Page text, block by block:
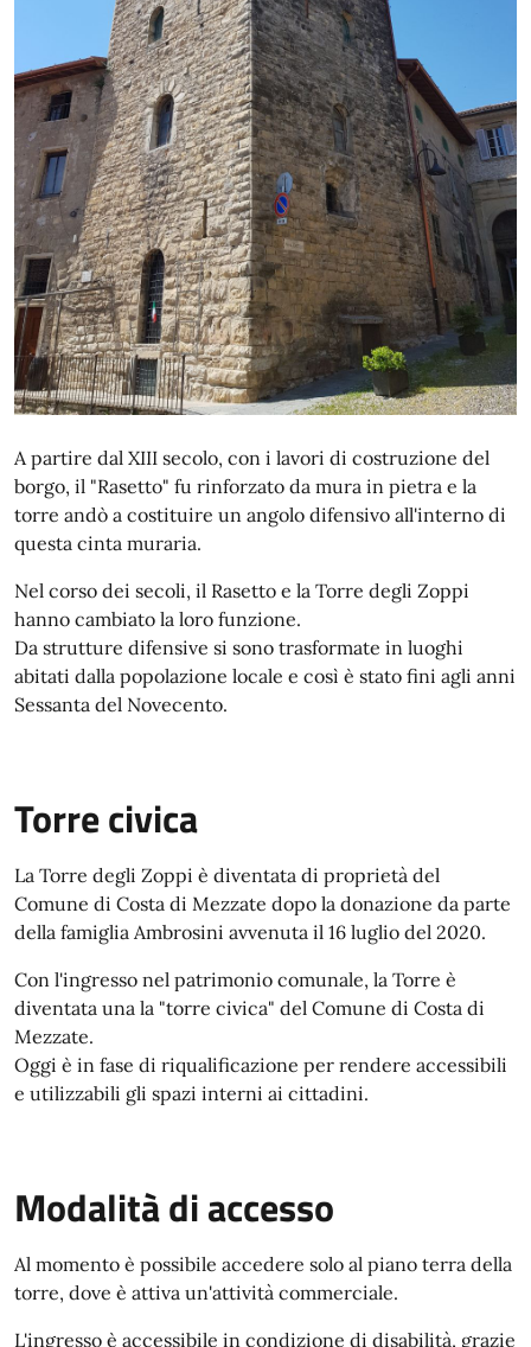
A partire dal XIII secolo, con i lavori di costruzione del
borgo, il "Rasetto" fu rinforzato da mura in pietra e la
torre andò a costituire un angolo difensivo all'interno di
questa cinta muraria.
Nel corso dei secoli, il Rasetto e la Torre degli Zoppi
hanno cambiato la loro funzione.
Da strutture difensive si sono trasformate in luoghi
abitati dalla popolazione locale e così è stato fini agli anni
Sessanta del Novecento.
Torre civica
La Torre degli Zoppi è diventata di proprietà del
Comune di Costa di Mezzate dopo la donazione da parte
della famiglia Ambrosini avvenuta il 16 luglio del 2020.
Con l'ingresso nel patrimonio comunale, la Torre è
diventata una la "torre civica" del Comune di Costa di
Mezzate.
Oggi è in fase di riqualificazione per rendere accessibili
e utilizzabili gli spazi interni ai cittadini.
Modalità di accesso
Al momento è possibile accedere solo al piano terra della
torre, dove è attiva un'attività commerciale.
L'ingresso è accessibile in condizione di disabilità, grazie